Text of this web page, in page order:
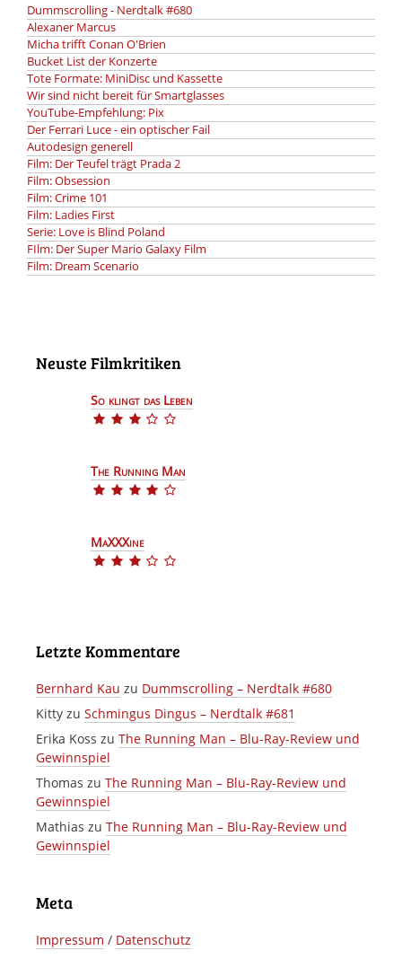
Dummscrolling - Nerdtalk #680
Alexaner Marcus
Micha trifft Conan O'Brien
Bucket List der Konzerte
Tote Formate: MiniDisc und Kassette
Wir sind nicht bereit für Smartglasses
YouTube-Empfehlung: Pix
Der Ferrari Luce - ein optischer Fail
Autodesign generell
Film: Der Teufel trägt Prada 2
Film: Obsession
Film: Crime 101
Film: Ladies First
Serie: Love is Blind Poland
FIlm: Der Super Mario Galaxy Film
Film: Dream Scenario
Neuste Filmkritiken
So klingt das Leben
Der Film So klingt das Leben hat eine
The Running Man
Der Film The Running Man hat eine
MaXXXine
Der Film MaXXXine hat eine durchschnittliche
Letzte Kommentare
Bernhard Kau zu Dummscrolling – Nerdtalk #680
Kitty zu Schmingus Dingus – Nerdtalk #681
Erika Koss zu The Running Man – Blu-Ray-Review und
Gewinnspiel
Thomas zu The Running Man – Blu-Ray-Review und
Gewinnspiel
Mathias zu The Running Man – Blu-Ray-Review und
Gewinnspiel
Meta
Impressum / Datenschutz